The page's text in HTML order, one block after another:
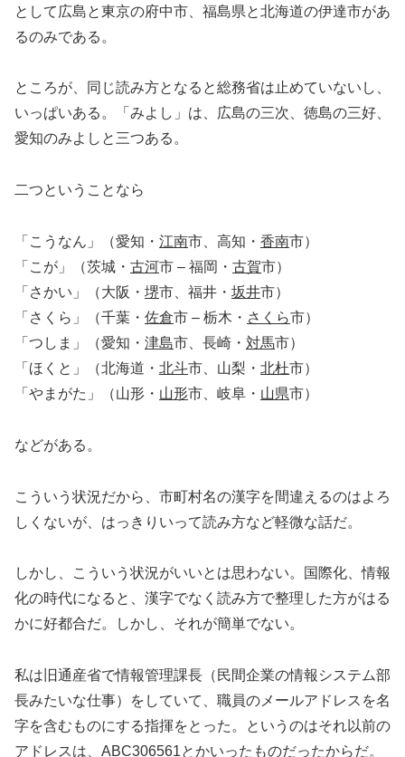
として広島と東京の府中市、福島県と北海道の伊達市があ
るのみである。
ところが、同じ読み方となると総務省は止めていないし、
いっぱいある。「みよし」は、広島の三次、徳島の三好、
愛知のみよしと三つある。
二つということなら
「こうなん」（愛知・ 江南市、高知・ 香南市）
「こが」（茨城・ 古河市 – 福岡・ 古賀市）
「さかい」（大阪・ 堺市、福井・ 坂井市）
「さくら」（千葉・ 佐倉市 – 栃木・ さくら市）
「つしま」（愛知・ 津島市、長崎・ 対馬市）
「ほくと」（北海道・ 北斗市、山梨・ 北杜市）
「やまがた」（山形・ 山形市、岐阜・ 山県市）
などがある。
こういう状況だから、市町村名の漢字を間違えるのはよろ
しくないが、はっきりいって読み方など軽微な話だ。
しかし、こういう状況がいいとは思わない。国際化、情報
化の時代になると、漢字でなく読み方で整理した方がはる
かに好都合だ。しかし、それが簡単でない。
私は旧通産省で情報管理課長（民間企業の情報システム部
長みたいな仕事）をしていて、職員のメールアドレスを名
字を含むものにする指揮をとった。というのはそれ以前の
アドレスは、ABC306561とかいったものだったからだ。